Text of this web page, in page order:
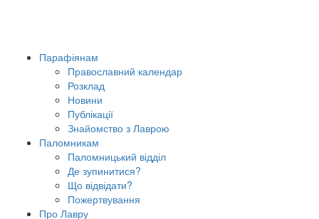
Парафіянам
Православний календар
Розклад
Новини
Публікації
Знайомство з Лаврою
Паломникам
Паломницький відділ
Де зупинитися?
Що відвідати?
Пожертвування
Про Лавру